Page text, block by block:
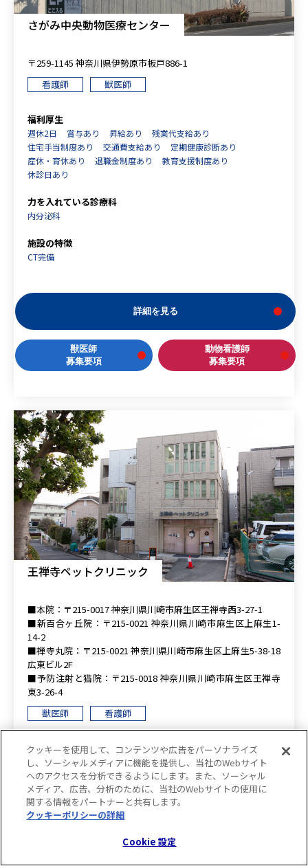
さがみ中央動物医療センター
〒259-1145 神奈川県伊勢原市板⼾886-1
看護師
獣医師
福利厚生
週休2日 賞与あり 昇給あり
残業代支給あり
住宅手当制度あり
交通費支給あり
定期健康診断あり
産休・育休あり
退職金制度あり
教育支援制度あり
休診日あり
力を入れている診療科
内分泌科
施設の特徴
CT完備
詳細を見る
獣医師
募集要項
動物看護師
募集要項
王禅寺ペットクリニック
■本院：〒215-0017 神奈川県川崎市麻生区王禅寺西3-27-1
■新百合ヶ丘院：〒215-0021 神奈川県川崎市麻生区上麻生1-
14-2
■禅寺丸院：〒215-0021 神奈川県川崎市麻生区上麻生5-38-18
広東ビル2F
■予防注射と猫院：〒215-0018 神奈川県川崎市麻生区王禅寺
東3-26-4
獣医師
看護師
福利厚生
週休2日 昇給あり 残業代支給あり
交通費支給あり
定期健康診断あり
産休・育休あり
退職金制度あり
教育支援制度あり
従業員割引制度あり
力を入れている診療科
心臓外科（循環器外科）
クッキーを使用して、コンテンツや広告をパーソナライズ
し、ソーシャルメディアに機能を提供し、当社のWebサイト
へのアクセスを分析できるようにします。また、ソーシャル
メディア、広告、分析のために、当社のWebサイトの使用に
関する情報をパートナーと共有します。
クッキーポリシーの詳細
Cookie 設定